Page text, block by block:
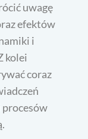
uwagę
efektów
i
kolei
coraz